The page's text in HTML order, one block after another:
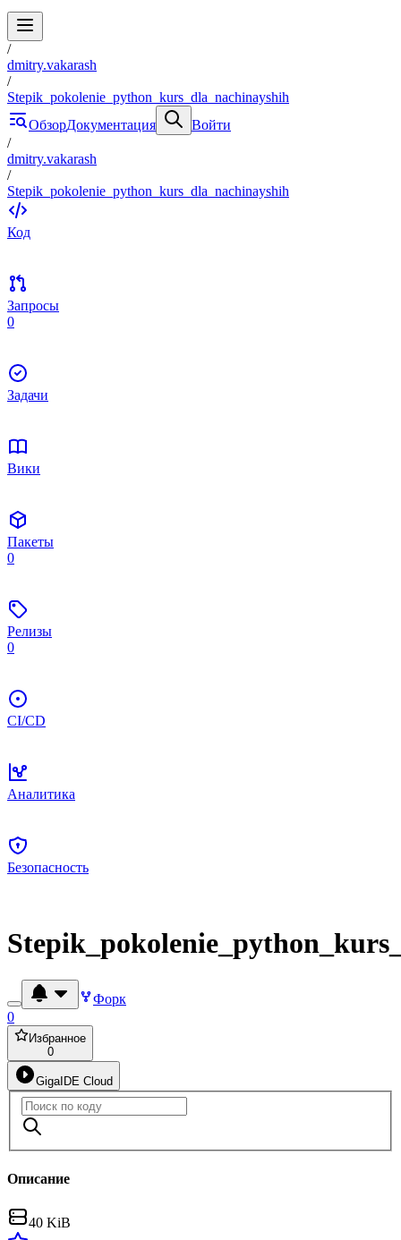
/
dmitry.vakarash
/
Stepik_pokolenie_python_kurs_dla_nachinayshih
ОбзорДокументация
Войти
/
dmitry.vakarash
/
Stepik_pokolenie_python_kurs_dla_nachinayshih
Код
Запросы
0
Задачи
Вики
Пакеты
0
Релизы
0
CI/CD
Аналитика
Безопасность
Форк
0
Избранное
0
GigaIDE Cloud
Описание
40 KiB